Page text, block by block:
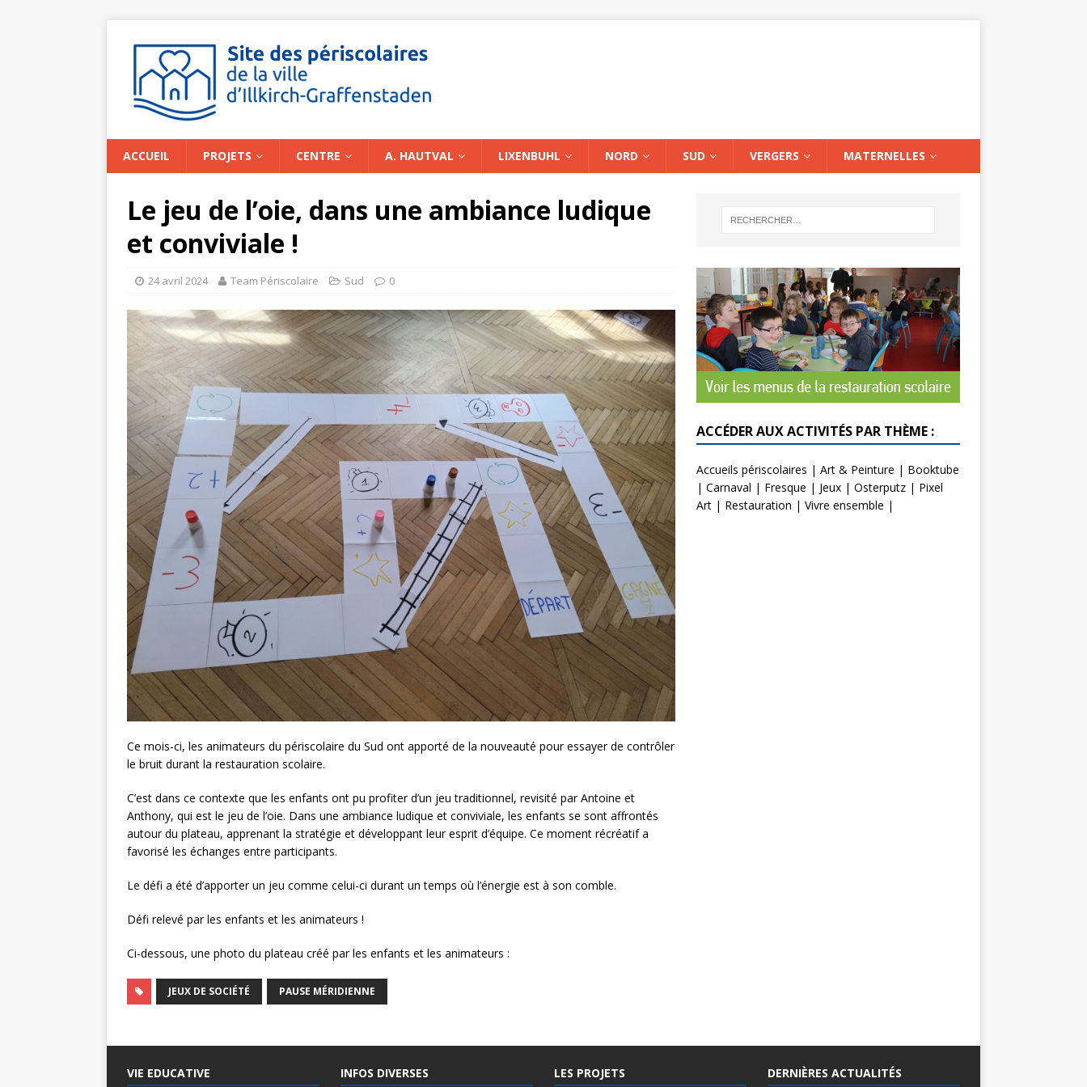
ACCUEIL PROJETS CENTRE A. HAUTVAL LIXENBUHL NORD SUD VERGERS MATERNELLES
Le jeu de l’oie, dans une ambiance ludique
et conviviale !
24 avril 2024 Team Périscolaire Sud 0
Ce mois-ci, les animateurs du périscolaire du Sud ont apporté de la nouveauté pour essayer de contrôler
le bruit durant la restauration scolaire.
C’est dans ce contexte que les enfants ont pu profiter d’un jeu traditionnel, revisité par Antoine et
Anthony, qui est le jeu de l’oie. Dans une ambiance ludique et conviviale, les enfants se sont affrontés
autour du plateau, apprenant la stratégie et développant leur esprit d’équipe. Ce moment récréatif a
favorisé les échanges entre participants.
Le défi a été d’apporter un jeu comme celui-ci durant un temps où l’énergie est à son comble.
Défi relevé par les enfants et les animateurs !
Ci-dessous, une photo du plateau créé par les enfants et les animateurs :
JEUX DE SOCIÉTÉ PAUSE MÉRIDIENNE
ACCÉDER AUX ACTIVITÉS PAR THÈME :
Accueils périscolaires | Art & Peinture | Booktube
| Carnaval | Fresque | Jeux| Osterputz| Pixel
Art| Restauration | Vivre ensemble |
VIE EDUCATIVE INFOS DIVERSES LES PROJETS DERNIÈRES ACTUALITÉS